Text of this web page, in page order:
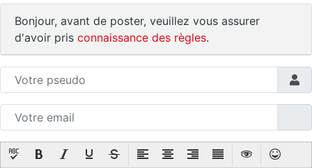
Bonjour, avant de poster, veuillez vous assurer
d'avoir pris connaissance des règles.